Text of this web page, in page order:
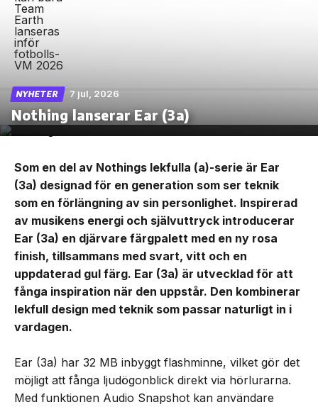
NYHETER 7 jul, 2026
Nothing lanserar Ear (3a)
Som en del av Nothings lekfulla (a)-serie är Ear
(3a) designad för en generation som ser teknik
som en förlängning av sin personlighet. Inspirerad
av musikens energi och självuttryck introducerar
Ear (3a) en djärvare färgpalett med en ny rosa
finish, tillsammans med svart, vitt och en
uppdaterad gul färg. Ear (3a) är utvecklad för att
fånga inspiration när den uppstår. Den kombinerar
lekfull design med teknik som passar naturligt in i
vardagen.
Ear (3a) har 32 MB inbyggt flashminne, vilket gör det
möjligt att fånga ljudögonblick direkt via hörlurarna.
Med funktionen Audio Snapshot kan användare